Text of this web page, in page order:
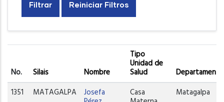
No. Silais Nombre
Tipo
Unidad de
Salud
1351
MATAGALPA Josefa Casa Matagalpa